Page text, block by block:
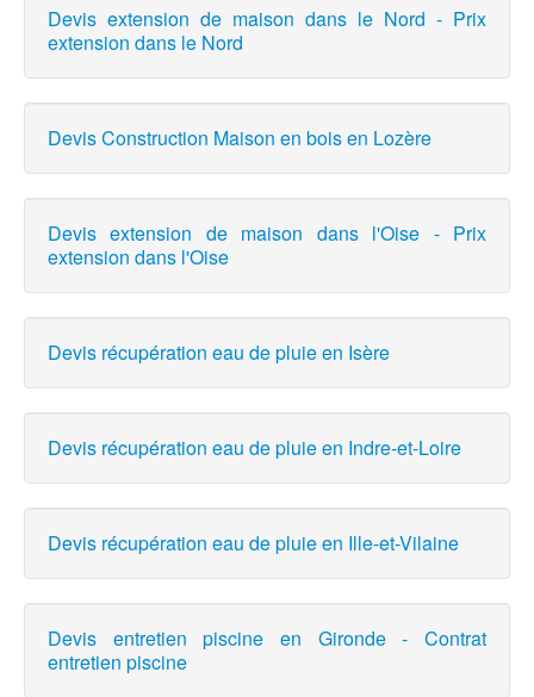
Devis extension de maison dans le Nord - Prix
extension dans le Nord
Devis Construction Maison en bois en Lozère
Devis extension de maison dans l'Oise - Prix
extension dans l'Oise
Devis récupération eau de pluie en Isère
Devis récupération eau de pluie en Indre-et-Loire
Devis récupération eau de pluie en Ille-et-Vilaine
Devis entretien piscine en Gironde - Contrat
entretien piscine